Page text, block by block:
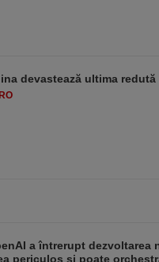
devastează ultima
a întrerupt dezvoltarea
periculos și poate